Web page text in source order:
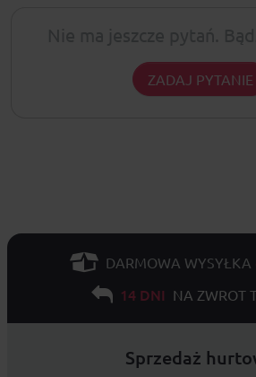
ZADAJ PYTANIE
DARMOWA WYSYŁKA
14 DNI NA ZWROT
Sprzedaż